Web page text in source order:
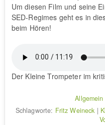
Um diesen Film und seine
SED-Regimes geht es in
beim Hören!
Der Kleine Trompeter im
Allgemein
Schlagworte: Fritz Weineck |